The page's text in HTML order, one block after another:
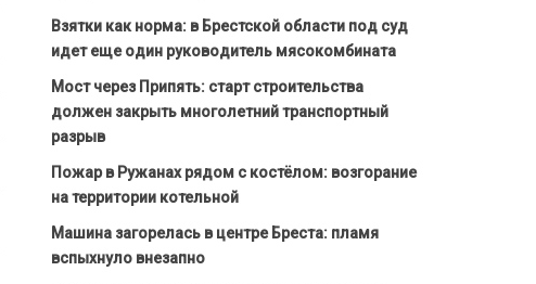
Взятки как норма: в Брестской области под суд
идет еще один руководитель мясокомбината
Мост через Припять: старт строительства
должен закрыть многолетний транспортный
разрыв
Пожар в Ружанах рядом с костёлом: возгорание
на территории котельной
Машина загорелась в центре Бреста: пламя
вспыхнуло внезапно